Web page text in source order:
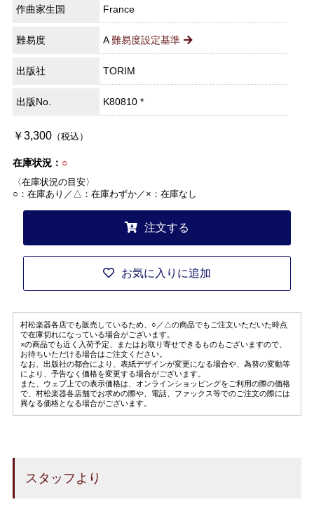
作曲家生国 France
難易度 A難易度設定基準
出版社 TORIM
出版No. K80810 *
￥3,300（税込）
在庫状況： ○
〈在庫状況の目安〉
○：在庫あり／△：在庫わずか／×：在庫なし
注文する
お気に入りに追加
村松楽器各店でも販売しているため、○／△の商品でもご注文いただいた時点
で在庫切れになっている場合がございます。
×の商品でも近く入荷予定、またはお取り寄せできるものもございますので、
お待ちいただける場合はご注文ください。
なお、出版社の都合により、表紙デザインが変更になる場合や、為替の変動等
により、予告なく価格を変更する場合がございます。
また、ウェブ上での表示価格は、オンラインショッピングをご利用の際の価格
で、村松楽器各店舗でお求めの際や、電話、ファックス等でのご注文の際には
異なる価格となる場合がございます。
スタッフより